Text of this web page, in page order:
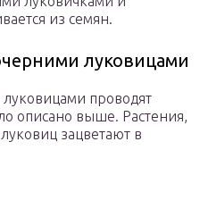
из семян.
луковицами
проводят
описано выше. Растения,
зацветают в